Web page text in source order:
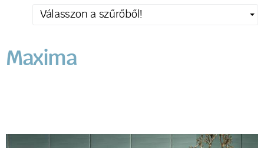
Válasszon a szűrőből!
Maxima